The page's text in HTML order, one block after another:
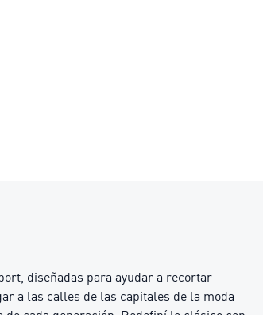
diseñadas para ayudar a recortar
a las calles de las capitales de la moda